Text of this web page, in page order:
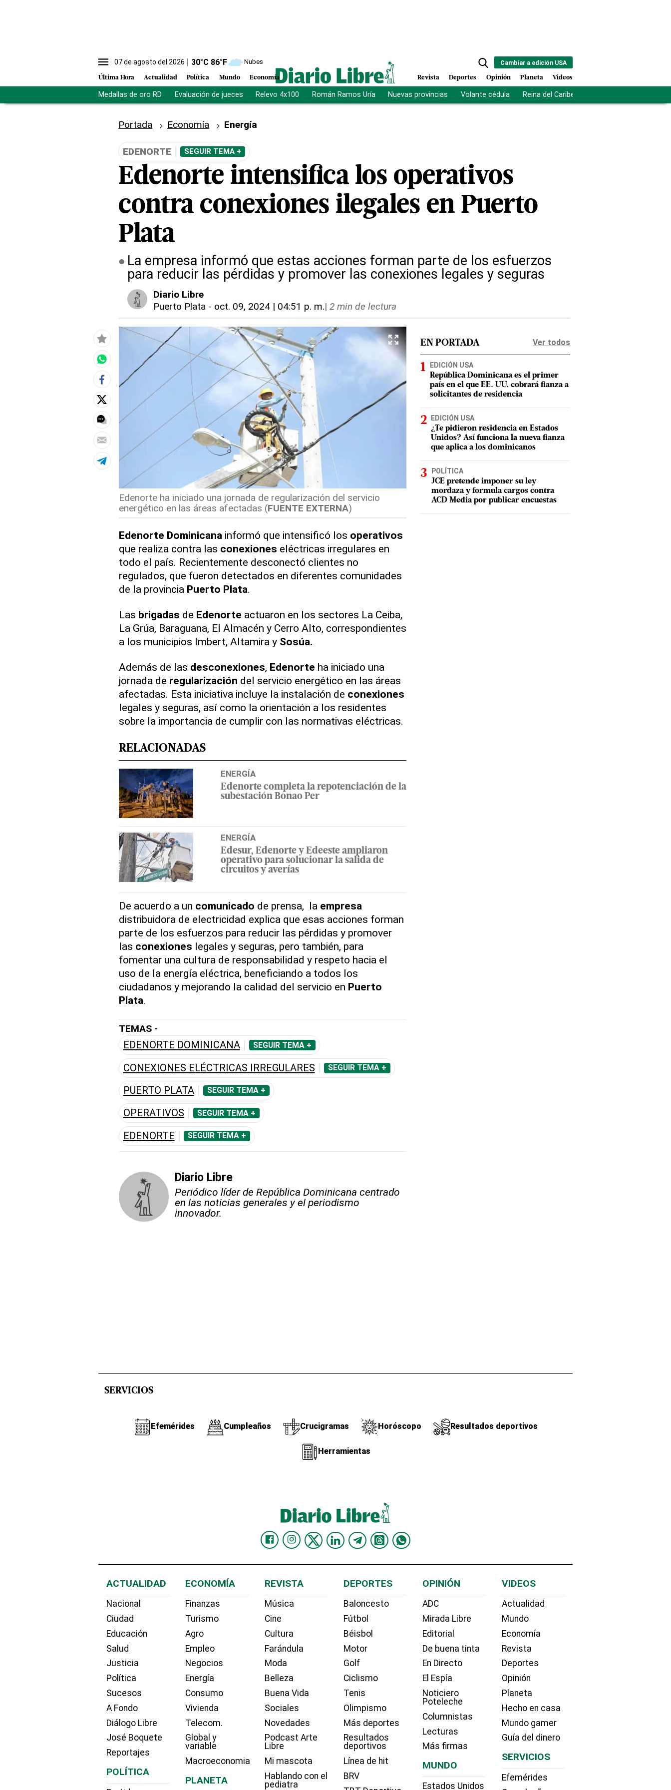
07 de agosto del 2026 30°C 86°F Nubes
Última Hora Actualidad Política Mundo Economía
Cambiar a edición USA
Revista Deportes Opinión Planeta Videos
Medallas de oro RD Evaluación de jueces Relevo 4x100 Román Ramos Uría Nuevas provincias Volante cédula Reina del Caribe
Portada Economía Energía
EDENORTE SEGUIR TEMA +
Edenorte intensifica los operativos
contra conexiones ilegales en Puerto
Plata
La empresa informó que estas acciones forman parte de los esfuerzos
para reducir las pérdidas y promover las conexiones legales y seguras
Diario Libre
Puerto Plata - oct. 09, 2024 | 04:51 p. m.| 2 min de lectura
Edenorte ha iniciado una jornada de regularización del servicio
energético en las áreas afectadas (FUENTE EXTERNA)
Edenorte Dominicana informó que intensificó los operativos
que realiza contra las conexiones eléctricas irregulares en
todo el país. Recientemente desconectó clientes no
regulados, que fueron detectados en diferentes comunidades
de la provincia Puerto Plata.
Las brigadas de Edenorte actuaron en los sectores La Ceiba,
La Grúa, Baraguana, El Almacén y Cerro Alto, correspondientes
a los municipios Imbert, Altamira ySosúa.
Además de las desconexiones, Edenorte ha iniciado una
jornada de regularización del servicio energético en las áreas
afectadas. Esta iniciativa incluye la instalación de conexiones
legales y seguras, así como la orientación a los residentes
sobre la importancia de cumplir con las normativas eléctricas.
RELACIONADAS
ENERGÍA
Edenorte completa la repotenciación de la
subestación Bonao Per
ENERGÍA
Edesur, Edenorte y Edeeste ampliaron
operativo para solucionar la salida de
circuitos y averías
De acuerdo a un comunicado de prensa, la empresa
distribuidora de electricidad explica que esas acciones forman
parte de los esfuerzos para reducir las pérdidas y promover
las conexiones legales y seguras, pero también, para
fomentar una cultura de responsabilidad y respeto hacia el
uso de la energía eléctrica, beneficiando a todos los
ciudadanos y mejorando la calidad del servicio en Puerto
Plata.
TEMAS -
EDENORTE DOMINICANA SEGUIR TEMA +
CONEXIONES ELÉCTRICAS IRREGULARES SEGUIR TEMA +
PUERTO PLATA SEGUIR TEMA +
OPERATIVOS SEGUIR TEMA +
EDENORTE SEGUIR TEMA +
Diario Libre
Periódico líder de República Dominicana centrado
en las noticias generales y el periodismo
innovador.
EN PORTADA Ver todos
EDICIÓN USA
República Dominicana es el primer
país en el que EE. UU. cobrará fianza a
solicitantes de residencia
EDICIÓN USA
¿Te pidieron residencia en Estados
Unidos? Así funciona la nueva fianza
que aplica a los dominicanos
POLÍTICA
JCE pretende imponer su ley
mordaza y formula cargos contra
ACD Media por publicar encuestas
SERVICIOS
Efemérides Cumpleaños Crucigramas Horóscopo Resultados deportivos
Herramientas
ACTUALIDAD
Nacional
Ciudad
Educación
Salud
Justicia
Política
Sucesos
A Fondo
Diálogo Libre
José Boquete
Reportajes
POLÍTICA
ECONOMÍA
Finanzas
Turismo
Agro
Empleo
Negocios
Energía
Consumo
Vivienda
Telecom.
Global y
variable
Macroeconomia
PLANETA
REVISTA
Música
Cine
Cultura
Farándula
Moda
Belleza
Buena Vida
Sociales
Novedades
Podcast Arte
Libre
Mi mascota
Hablando con el
pediatra
DEPORTES
Baloncesto
Fútbol
Béisbol
Motor
Golf
Ciclismo
Tenis
Olimpismo
Más deportes
Resultados
deportivos
Línea de hit
BRV
OPINIÓN
ADC
Mirada Libre
Editorial
De buena tinta
En Directo
El Espía
Noticiero
Poteleche
Columnistas
Lecturas
Más firmas
MUNDO
Estados Unidos
VIDEOS
Actualidad
Mundo
Economía
Revista
Deportes
Opinión
Planeta
Hecho en casa
Mundo gamer
Guía del dinero
SERVICIOS
Efemérides